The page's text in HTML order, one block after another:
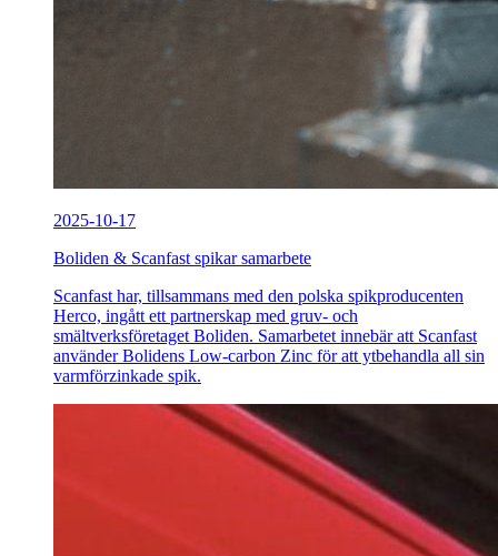
2025-10-17
Boliden & Scanfast spikar samarbete
Scanfast har, tillsammans med den polska spikproducenten
Herco, ingått ett partnerskap med gruv- och
smältverksföretaget Boliden. Samarbetet innebär att Scanfast
använder Bolidens Low-carbon Zinc för att ytbehandla all sin
varmförzinkade spik.